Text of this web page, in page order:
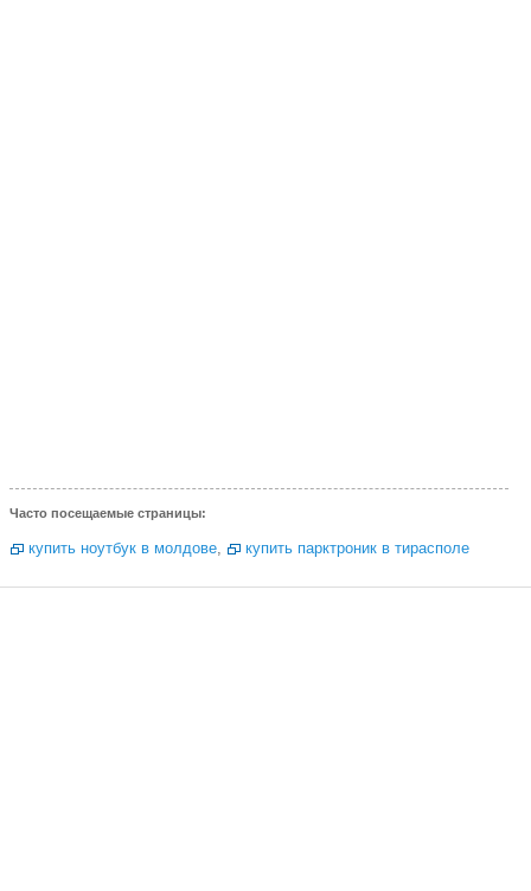
Часто посещаемые страницы:
купить ноутбук в молдове, купить парктроник в тирасполе